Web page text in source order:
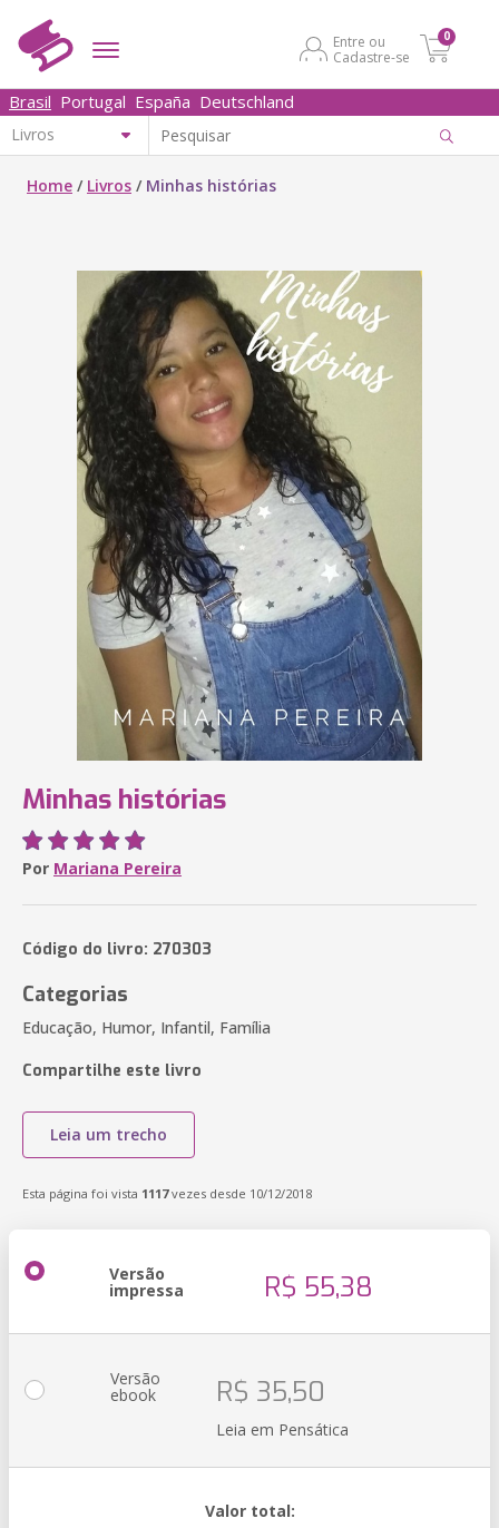
Entre ou
Cadastre-se
0
Brasil Portugal España Deutschland
Home / Livros / Minhas histórias
Minhas histórias
Por Mariana Pereira
Código do livro: 270303
Categorias
Educação, Humor, Infantil, Família
Compartilhe este livro
Leia um trecho
Esta página foi vista 1117vezes desde 10/12/2018
Versão
impressa R$ 55,38
Versão
ebook R$ 35,50
Leia em Pensática
Valor total: